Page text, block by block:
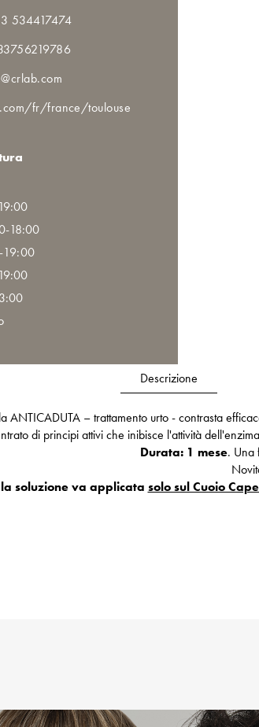
534417474
fr/france/toulouse
18:00
19:00
Descrizione
ANTICADUTA – trattamento urto - contrasta
di principi attivi che inibisce l'attività dell'enzima
Durata: 1 mese. Una
soluzione va applicata solo sul Cuoio